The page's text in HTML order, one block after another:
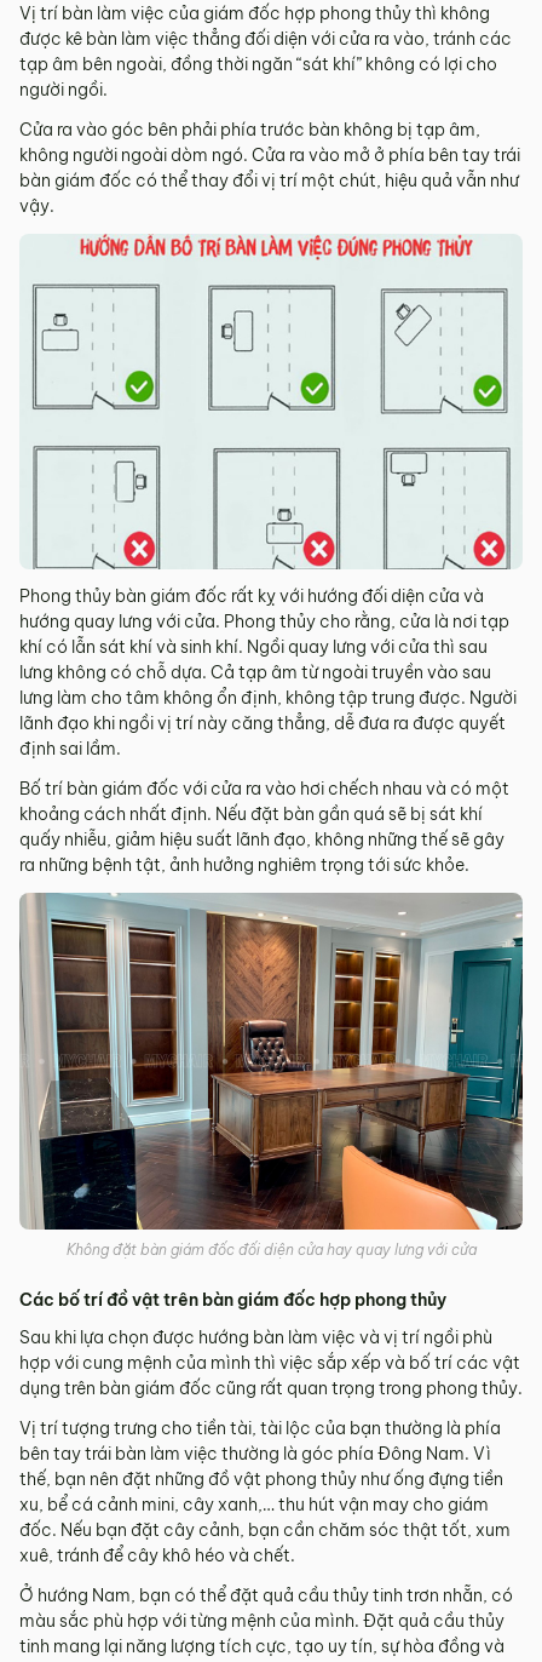
Vị trí bàn làm việc của giám đốc hợp phong thủy thì không
được kê bàn làm việc thẳng đối diện với cửa ra vào, tránh các
tạp âm bên ngoài, đồng thời ngăn “sát khí” không có lợi cho
người ngồi.
Cửa ra vào góc bên phải phía trước bàn không bị tạp âm,
không người ngoài dòm ngó. Cửa ra vào mở ở phía bên tay trái
bàn giám đốc có thể thay đổi vị trí một chút, hiệu quả vẫn như
vậy.
Phong thủy bàn giám đốc rất kỵ với hướng đối diện cửa và
hướng quay lưng với cửa. Phong thủy cho rằng, cửa là nơi tạp
khí có lẫn sát khí và sinh khí. Ngồi quay lưng với cửa thì sau
lưng không có chỗ dựa. Cả tạp âm từ ngoài truyền vào sau
lưng làm cho tâm không ổn định, không tập trung được. Người
lãnh đạo khi ngồi vị trí này căng thẳng, dễ đưa ra được quyết
định sai lầm.
Bố trí bàn giám đốc với cửa ra vào hơi chếch nhau và có một
khoảng cách nhất định. Nếu đặt bàn gần quá sẽ bị sát khí
quấy nhiễu, giảm hiệu suất lãnh đạo, không những thế sẽ gây
ra những bệnh tật, ảnh hưởng nghiêm trọng tới sức khỏe.
Không đặt bàn giám đốc đối diện cửa hay quay lưng với cửa
Các bố trí đồ vật trên bàn giám đốc hợp phong thủy
Sau khi lựa chọn được hướng bàn làm việc và vị trí ngồi phù
hợp với cung mệnh của mình thì việc sắp xếp và bố trí các vật
dụng trên bàn giám đốc cũng rất quan trọng trong phong thủy.
Vị trí tượng trưng cho tiền tài, tài lộc của bạn thường là phía
bên tay trái bàn làm việc thường là góc phía Đông Nam. Vì
thế, bạn nên đặt những đồ vật phong thủy như ống đựng tiền
xu, bể cá cảnh mini, cây xanh,… thu hút vận may cho giám
đốc. Nếu bạn đặt cây cảnh, bạn cần chăm sóc thật tốt, xum
xuê, tránh để cây khô héo và chết.
Ở hướng Nam, bạn có thể đặt quả cầu thủy tinh trơn nhẵn, có
màu sắc phù hợp với từng mệnh của mình. Đặt quả cầu thủy
tinh mang lại năng lượng tích cực, tạo uy tín, sự hòa đồng và